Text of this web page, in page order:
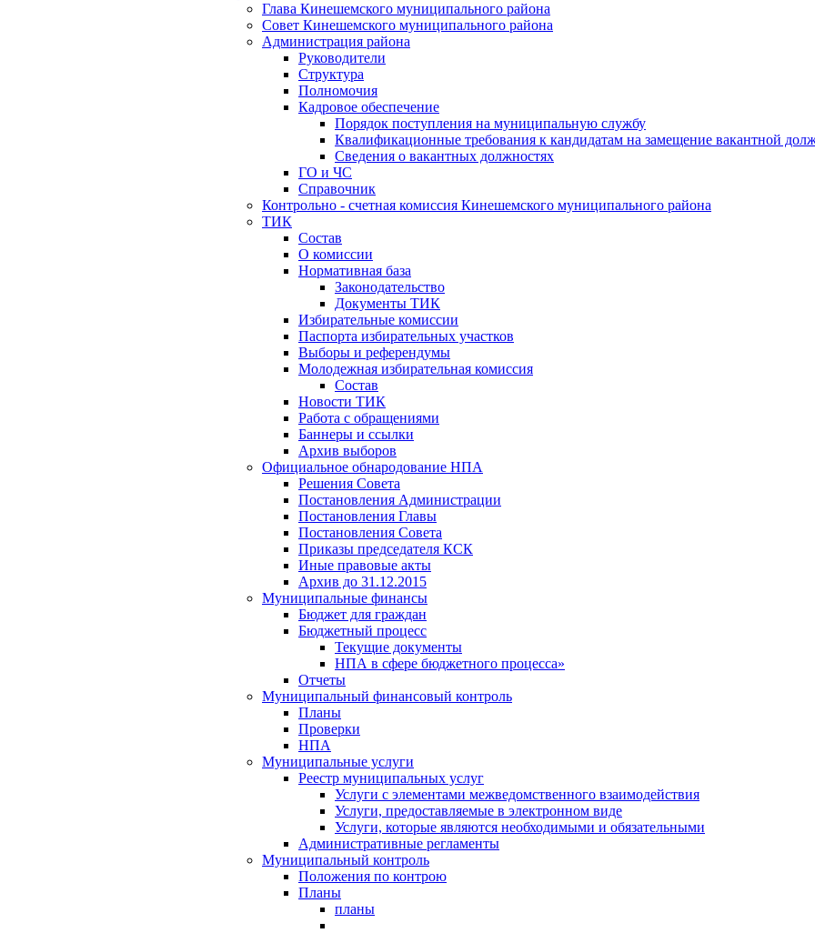
Глава Кинешемского муниципального района
Совет Кинешемского муниципального района
Администрация района
Руководители
Структура
Полномочия
Кадровое обеспечение
Порядок поступления на муниципальную службу
Квалификационные требования к кандидатам на замещение вакантной
Сведения о вакантных должностях
ГО и ЧС
Справочник
Контрольно - счетная комиссия Кинешемского муниципального района
ТИК
Состав
О комиссии
Нормативная база
Законодательство
Документы ТИК
Избирательные комиссии
Паспорта избирательных участков
Выборы и референдумы
Молодежная избирательная комиссия
Состав
Новости ТИК
Работа с обращениями
Баннеры и ссылки
Архив выборов
Официальное обнародование НПА
Решения Совета
Постановления Администрации
Постановления Главы
Постановления Совета
Приказы председателя КСК
Иные правовые акты
Архив до 31.12.2015
Муниципальные финансы
Бюджет для граждан
Бюджетный процесс
Текущие документы
НПА в сфере бюджетного процесса»
Отчеты
Муниципальный финансовый контроль
Планы
Проверки
НПА
Муниципальные услуги
Реестр муниципальных услуг
Услуги с элементами межведомственного взаимодействия
Услуги, предоставляемые в электронном виде
Услуги, которые являются необходимыми и обязательными
Административные регламенты
Муниципальный контроль
Положения по контрою
Планы
планы